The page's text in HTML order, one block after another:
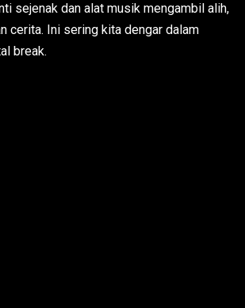
sejenak dan alat musik mengambil alih,
cerita. Ini sering kita dengar dalam
break.